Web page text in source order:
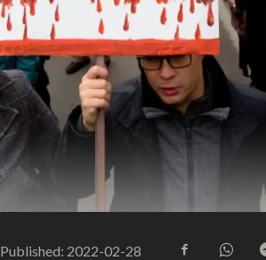
Published: 2022-02-28